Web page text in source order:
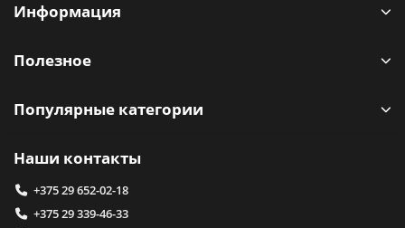
Информация
Полезное
Популярные категории
Наши контакты
+375 29 652-02-18
+375 29 339-46-33